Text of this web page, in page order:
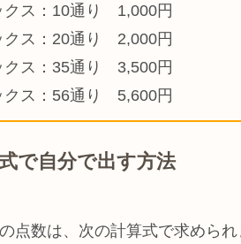
クス：10通り 1,000円
クス：20通り 2,000円
クス：35通り 3,500円
クス：56通り 5,600円
で自分で出す方法
点数は、次の計算式で求められ